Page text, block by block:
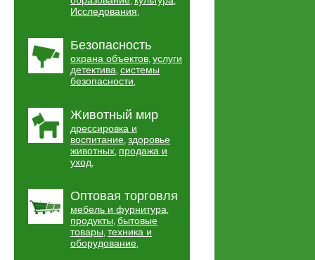
Исследования,
Безопасность
охрана объектов, услуги
детектива, системы
безопасности,
Животный мир
дрессировка и
воспитание, здоровье
животных, продажа и
уход,
Оптовая торговля
мебель и фурнитура,
продукты, бытовые
товары, техника и
оборудование,